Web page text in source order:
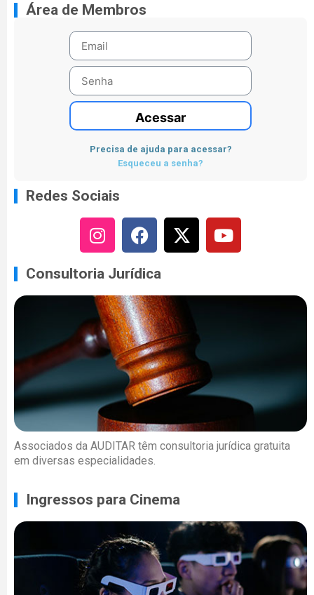
Área de Membros
Acessar
Precisa de ajuda para acessar?
Esqueceu a senha?
Redes Sociais
Consultoria Jurídica
Associados da AUDITAR têm consultoria jurídica gratuita
em diversas especialidades.
Ingressos para Cinema